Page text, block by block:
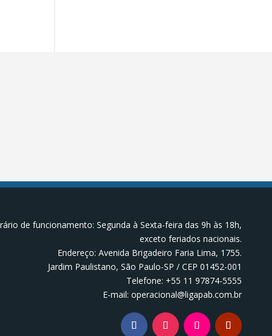
de funcionamento: Segunda à Sexta-feira das 9h às 18h,
exceto feriados nacionais.
Endereço: Avenida Brigadeiro Faria Lima, 1755.
Jardim Paulistano, São Paulo-SP / CEP 01452-001
Telefone: +55 11 97874-5555
E-mail: operacional@ligapab.com.br